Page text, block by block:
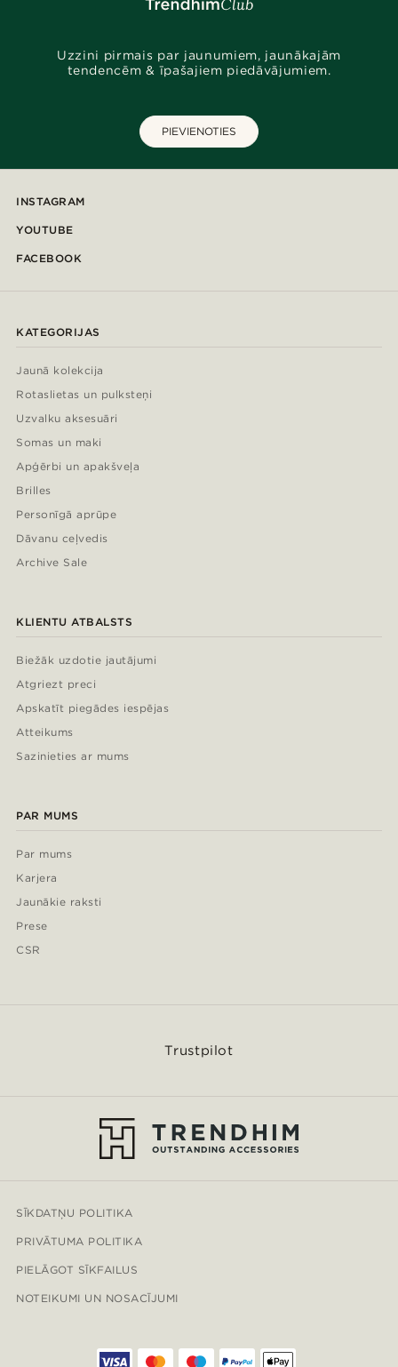
Uzzini pirmais par jaunumiem, jaunākajām
tendencēm & īpašajiem piedāvājumiem.
PIEVIENOTIES
INSTAGRAM
YOUTUBE
FACEBOOK
KATEGORIJAS
Jaunā kolekcija
Rotaslietas un pulksteņi
Uzvalku aksesuāri
Somas un maki
Apģērbi un apakšveļa
Brilles
Personīgā aprūpe
Dāvanu ceļvedis
Archive Sale
KLIENTU ATBALSTS
Biežāk uzdotie jautājumi
Atgriezt preci
Apskatīt piegādes iespējas
Atteikums
Sazinieties ar mums
PAR MUMS
Par mums
Karjera
Jaunākie raksti
Prese
CSR
Trustpilot
SĪKDATŅU POLITIKA
PRIVĀTUMA POLITIKA
PIELĀGOT SĪKFAILUS
NOTEIKUMI UN NOSACĪJUMI